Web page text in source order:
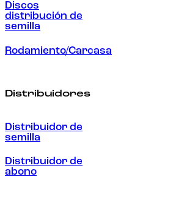
Discos
distribución de
semilla
Rodamiento/Carcasa
Distribuidores
Distribuidor de
semilla
Distribuidor de
abono